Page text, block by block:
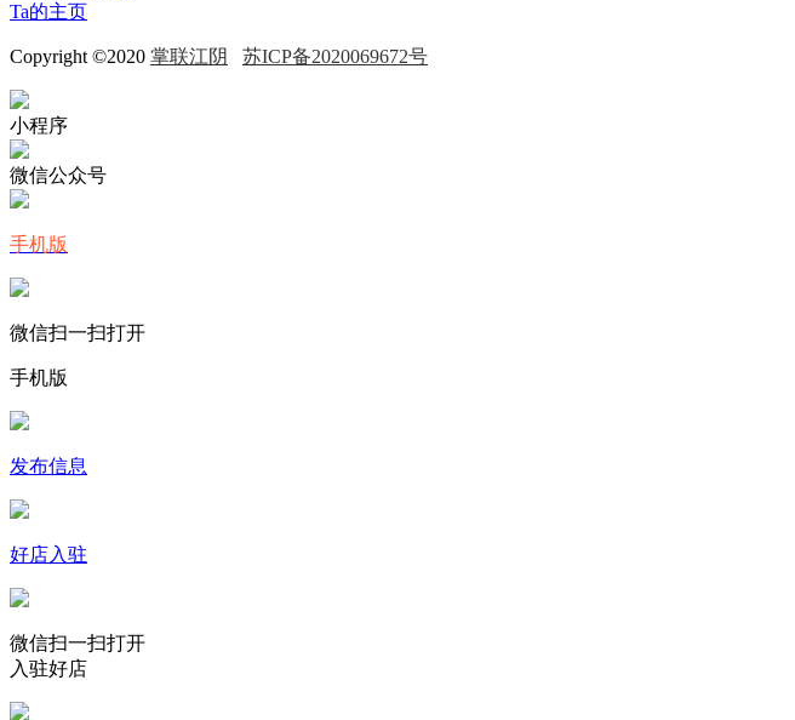
Ta的主页
Copyright ©2020 掌联江阴 苏ICP备2020069672号
小程序
微信公众号
手机版
微信扫一扫打开
手机版
发布信息
好店入驻
微信扫一扫打开
入驻好店